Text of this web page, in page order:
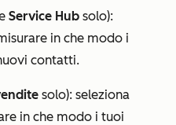
Service Hub solo):
in che modo i
contatti.
solo): seleziona
in che modo i tuoi